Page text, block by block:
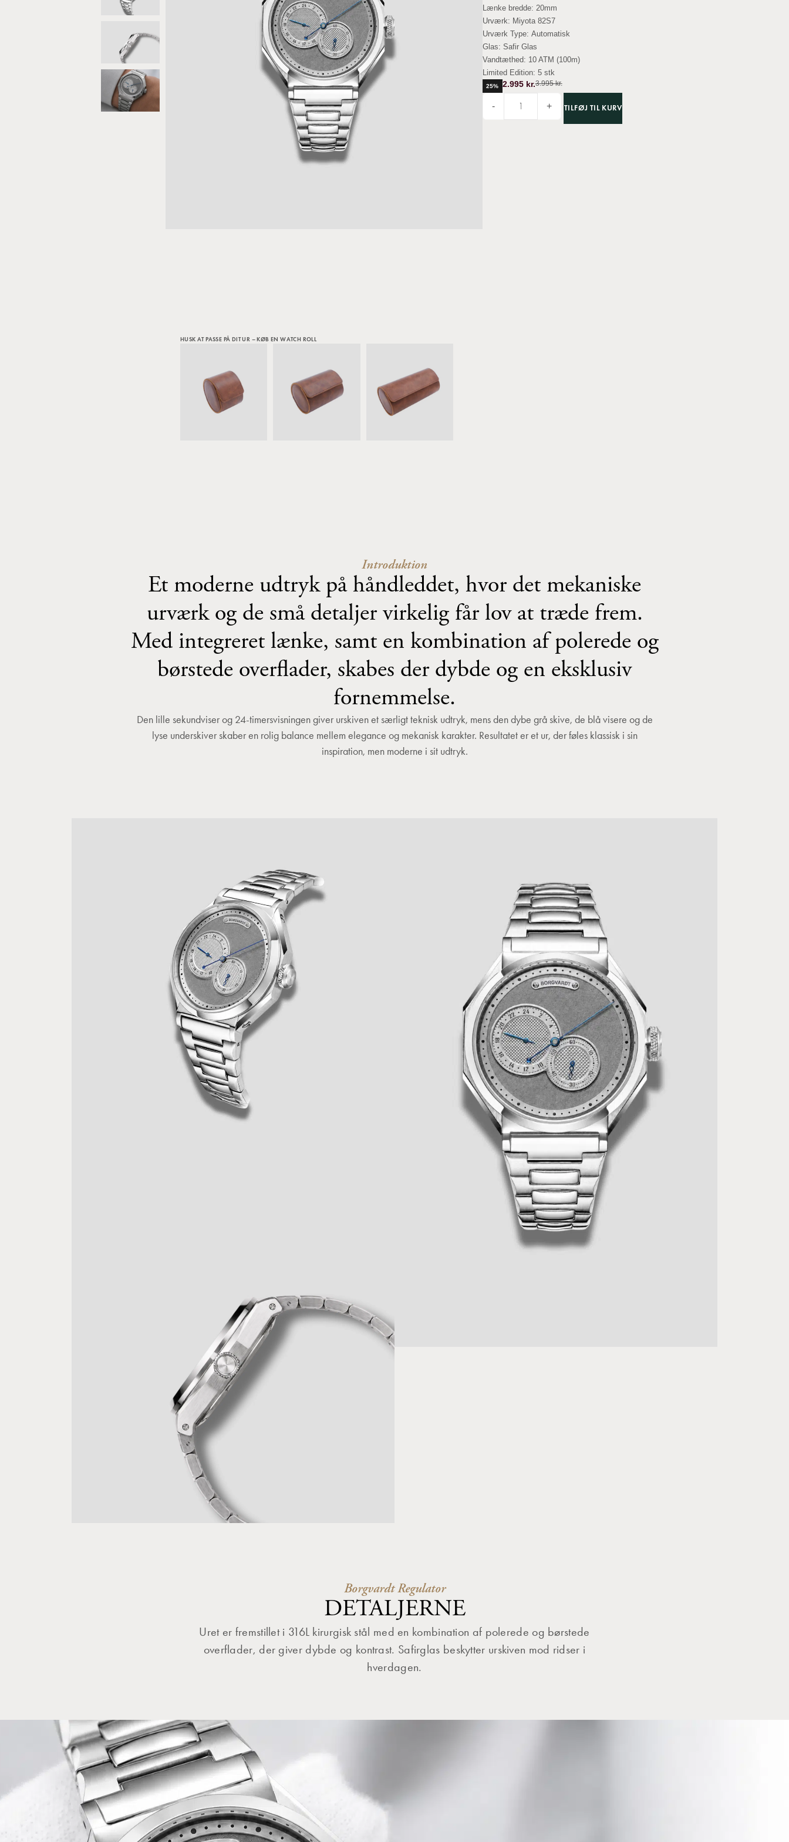
Lænke bredde: 20mm
Urværk: Miyota 82S7
Urværk Type: Automatisk
Glas: Safir Glas
Vandtæthed: 10 ATM (100m)
Limited Edition: 5 stk
25% 2.995 kr.3.995kr.
- + TILFØJ TIL KURV
HUSK AT PASSE PÅ DIT UR – KØB EN WATCH ROLL
Introduktion
Et moderne udtryk på håndleddet, hvor det mekaniske
urværk og de små detaljer virkelig får lov at træde frem.
Med integreret lænke, samt en kombination af polerede og
børstede overflader, skabes der dybde og en eksklusiv
fornemmelse.
Den lille sekundviser og 24-timersvisningen giver urskiven et særligt teknisk udtryk, mens den dybe grå skive, de blå visere og de
lyse underskiver skaber en rolig balance mellem elegance og mekanisk karakter. Resultatet er et ur, der føles klassisk i sin
inspiration, men moderne i sit udtryk.
Borgvardt Regulator
DETALJERNE
Uret er fremstillet i 316L kirurgisk stål med en kombination af polerede og børstede
overflader, der giver dybde og kontrast. Safirglas beskytter urskiven mod ridser i
hverdagen.